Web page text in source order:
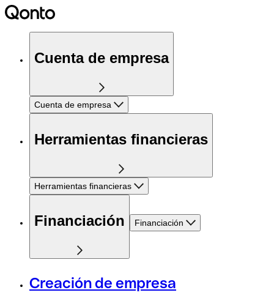
Cuenta de empresa
Cuenta de empresa
Herramientas financieras
Herramientas financieras
Financiación Financiación
Creación de empresa